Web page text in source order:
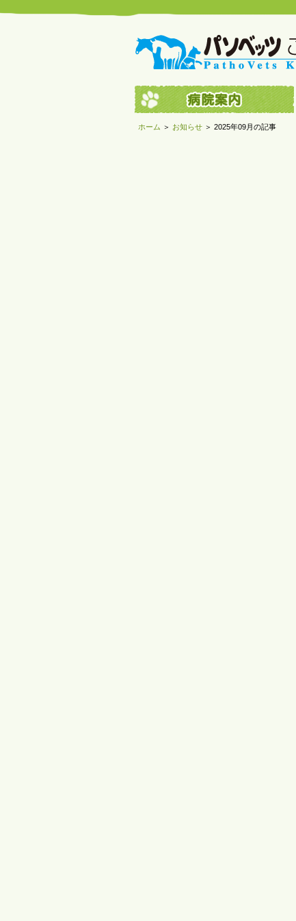
ホーム ＞ お知らせ ＞ 2025年09月の記事